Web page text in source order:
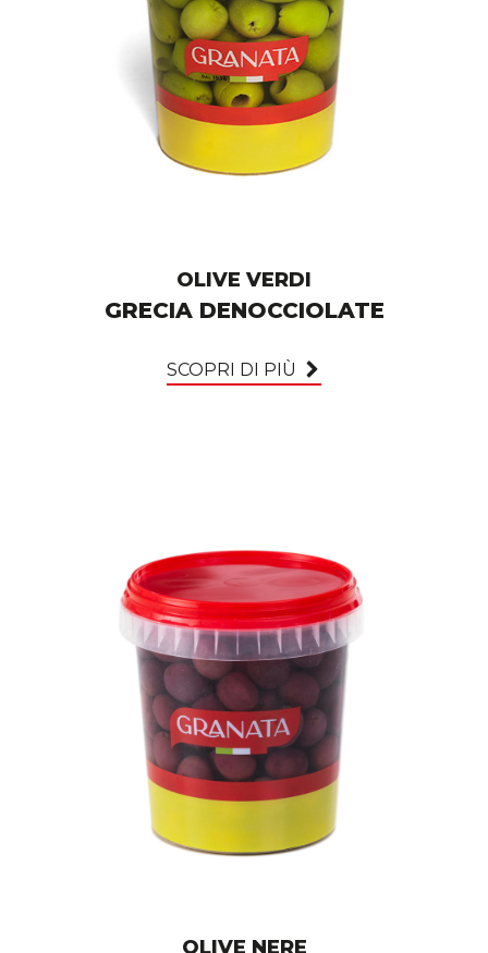
OLIVE VERDI
GRECIA DENOCCIOLATE
SCOPRI DI PIÙ
OLIVE NERE